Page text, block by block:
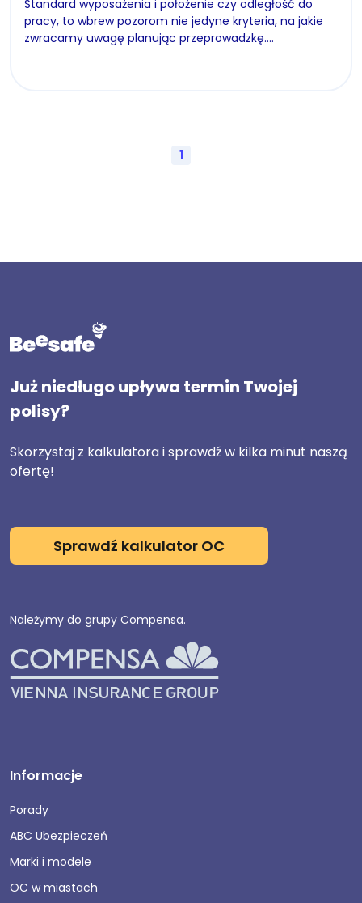
Standard wyposażenia i położenie czy odległość do
pracy, to wbrew pozorom nie jedyne kryteria, na jakie
zwracamy uwagę planując przeprowadzkę.…
1
Już niedługo upływa termin Twojej
polisy?
Skorzystaj z kalkulatora i sprawdź w kilka minut naszą
ofertę!
Sprawdź kalkulator OC
Należymy do grupy Compensa.
Informacje
Porady
ABC Ubezpieczeń
Marki i modele
OC w miastach